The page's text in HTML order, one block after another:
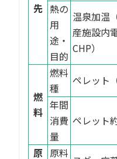
先 熱の
用
途・
目的
温泉加温
産施設内
CHP）
燃
料
燃料
種
ペレット
年間
消費
量
ペレット
原 原料